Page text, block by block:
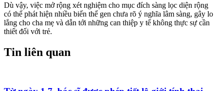
Dù vậy, việc mở rộng xét nghiệm cho mục đích sàng lọc diện rộng
có thể phát hiện nhiều biến thể gen chưa rõ ý nghĩa lâm sàng, gây lo
lắng cho cha mẹ và dẫn tới những can thiệp y tế không thực sự cần
thiết đối với trẻ.
Tin liên quan